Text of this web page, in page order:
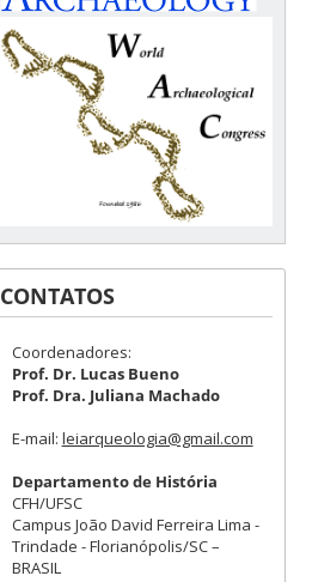
CONTATOS
Coordenadores:
Prof. Dr. Lucas Bueno
Prof. Dra. Juliana Machado
E-mail: leiarqueologia@gmail.com
Departamento de História
CFH/UFSC
Campus João David Ferreira Lima -
Trindade - Florianópolis/SC –
BRASIL